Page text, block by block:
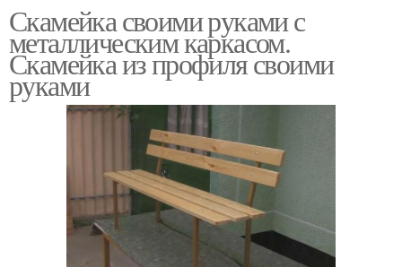
Скамейка своими руками с
металлическим каркасом.
Скамейка из профиля своими
руками